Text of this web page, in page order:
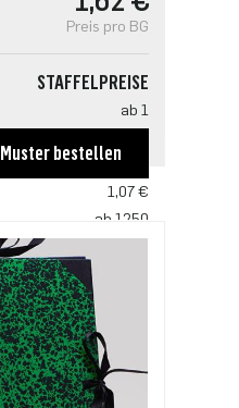
Preis pro BG
STAFFELPREISE
ab 1
ab 250
1,07 €
ab 1250
Muster bestellen